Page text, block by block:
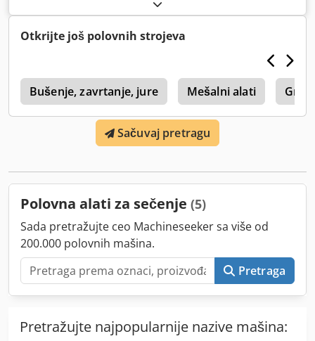
Otkrijte još polovnih strojeva
Bušenje, zavrtanje, jure Mešalni alati
Sačuvaj pretragu
Polovna alati za sečenje (5)
Sada pretražujte ceo Machineseeker sa više od
200.000 polovnih mašina.
Pretraga
Pretražujte najpopularnije nazive mašina: